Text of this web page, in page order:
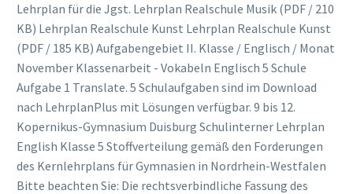
Lehrplan für die Jgst. Lehrplan Realschule Musik (PDF / 210
KB) Lehrplan Realschule Kunst Lehrplan Realschule Kunst
(PDF / 185 KB) Aufgabengebiet II. Klasse / Englisch / Monat
November Klassenarbeit - Vokabeln Englisch 5 Schule
Aufgabe 1 Translate. 5 Schulaufgaben sind im Download
nach LehrplanPlus mit Lösungen verfügbar. 9 bis 12.
Kopernikus-Gymnasium Duisburg Schulinterner Lehrplan
English Klasse 5 Stoffverteilung gemäß den Forderungen
des Kernlehrplans für Gymnasien in Nordrhein-Westfalen
Bitte beachten Sie: Die rechtsverbindliche Fassung des